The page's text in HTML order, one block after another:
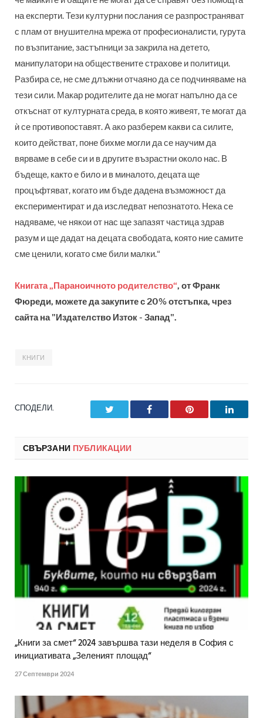
на експерти. Тези културни послания се разпространяват
с плам от внушителна мрежа от професионалисти, гурута
по възпитание, застъпници за закрила на детето,
манипулатори на обществените страхове и политици.
Разбира се, не сме длъжни отчаяно да се подчиняваме на
тези сили. Макар родителите да не могат напълно да се
откъснат от културната среда, в която живеят, те могат да
ѝ се противопоставят. А ако разберем какви са силите,
които действат, поне бихме могли да се научим да
вярваме в себе си и в другите възрастни около нас. В
бъдеще, както е било и в миналото, децата ще
процъфтяват, когато им бъде дадена възможност да
експериментират и да изследват непознатото. Нека се
надяваме, че някои от нас ще запазят частица здрав
разум и ще дадат на децата свободата, която ние самите
сме ценили, когато сме били малки.“
Книгата „Параноичното родителство“, от Франк
Фюреди, можете да закупите с 20% отстъпка, чрез
сайта на "Издателство Изток - Запад".
КНИГИ
СПОДЕЛИ. Facebook Pinterest
СВЪРЗАНИ ПУБЛИКАЦИИ
„Книги за смет“ 2024 завършва тази неделя в София с
инициативата „Зеленият площад“
27 Септември 2024